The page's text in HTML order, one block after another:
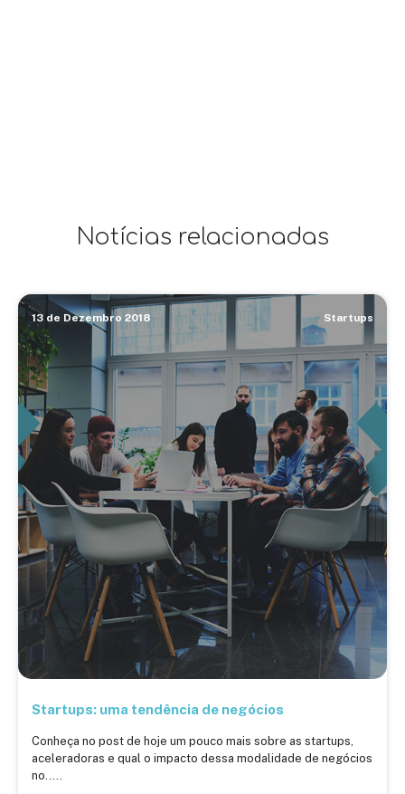
Notícias relacionadas
13 de Dezembro 2018 Startups
Startups: uma tendência de negócios
Conheça no post de hoje um pouco mais sobre as startups,
aceleradoras e qual o impacto dessa modalidade de negócios
no.....